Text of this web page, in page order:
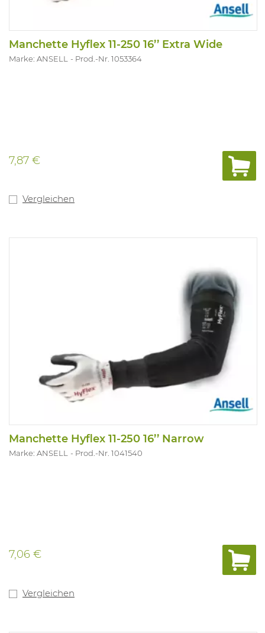
Manchette Hyflex 11-250 16’’ Extra Wide
Marke: ANSELL Prod.-Nr. 1053364
7,87 €
Vergleichen
Manchette Hyflex 11-250 16’’ Narrow
Marke: ANSELL Prod.-Nr. 1041540
7,06 €
Vergleichen